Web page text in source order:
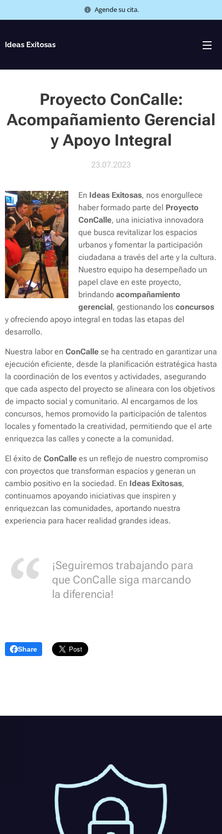
Agende su cita.
Ideas Exitosas
Proyecto ConCalle:
Acompañamiento Gerencial
y Apoyo Integral
23.07.2023
En Ideas Exitosas, nos enorgullece
haber formado parte del Proyecto
ConCalle, una iniciativa innovadora
que busca revitalizar los espacios
urbanos y fomentar la participación
ciudadana a través del arte y la cultura.
Nuestro equipo ha desempeñado un
papel clave en este proyecto,
brindando acompañamiento
gerencial, gestionando los concursos
y ofreciendo apoyo integral en todas las etapas del
desarrollo.
Nuestra labor en ConCalle se ha centrado en garantizar una
ejecución eficiente, desde la planificación estratégica hasta
la coordinación de los eventos y actividades, asegurando
que cada aspecto del proyecto se alineara con los objetivos
de impacto social y comunitario. Al encargarnos de los
concursos, hemos promovido la participación de talentos
locales y fomentado la creatividad, permitiendo que el arte
enriquezca las calles y conecte a la comunidad.
El éxito de ConCalle es un reflejo de nuestro compromiso
con proyectos que transforman espacios y generan un
cambio positivo en la sociedad. En Ideas Exitosas,
continuamos apoyando iniciativas que inspiren y
enriquezcan las comunidades, aportando nuestra
experiencia para hacer realidad grandes ideas.
¡Seguiremos trabajando para
que ConCalle siga marcando
la diferencia!
Share